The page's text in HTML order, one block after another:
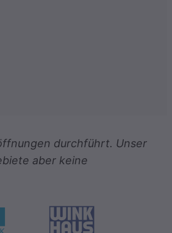
durchführt. Unser
aber keine